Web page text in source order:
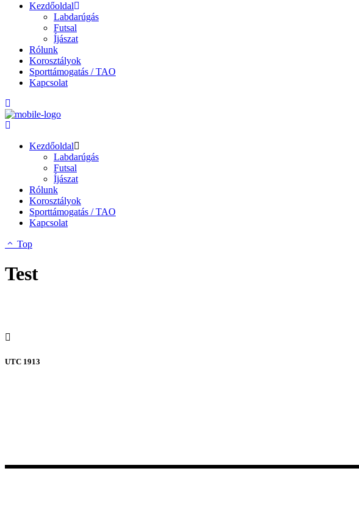
Kezdőoldal
Labdarúgás
Futsal
Íjászat
Rólunk
Korosztályok
Sporttámogatás / TAO
Kapcsolat
Kezdőoldal
Labdarúgás
Futsal
Íjászat
Rólunk
Korosztályok
Sporttámogatás / TAO
Kapcsolat
Top
Test
UTC 1913